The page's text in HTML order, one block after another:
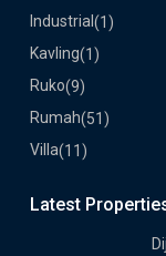
Industrial(1)
Kavling(1)
Ruko(9)
Rumah(51)
Villa(11)
Latest